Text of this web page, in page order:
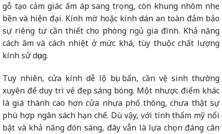
gỗ tạo cảm giác ấm áp sang trọng, còn khung nhôm nhẹ
bền và hiện đại. Kính mờ hoặc kính dán an toàn đảm bảo
sự riêng tư cần thiết cho phòng ngủ gia đình. Khả năng
cách âm và cách nhiệt ở mức khá, tùy thuộc chất lượng
kính sử dụng.
Tuy nhiên, cửa kính dễ lộ bụi bẩn, cần vệ sinh thường
xuyên để duy trì vẻ đẹp sáng bóng. Một nhược điểm khác
là giá thành cao hơn cửa nhựa phổ thông, chưa thật sự
phù hợp ngân sách hạn chế. Dù vậy, với tính thẩm mỹ nổi
bật và khả năng đón sáng, đây vẫn là lựa chọn đáng cân